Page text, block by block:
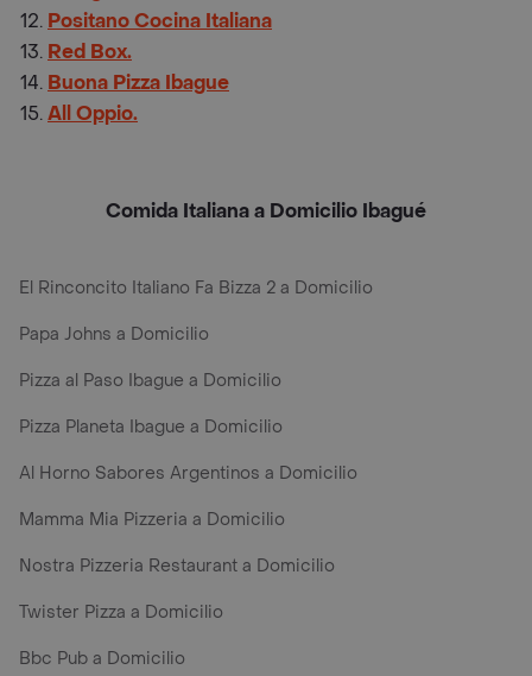
Positano Cocina Italiana
Red Box.
Buona Pizza Ibague
All Oppio.
Comida Italiana a Domicilio Ibagué
El Rinconcito Italiano Fa Bizza 2 a Domicilio
Papa Johns a Domicilio
Pizza al Paso Ibague a Domicilio
Pizza Planeta Ibague a Domicilio
Al Horno Sabores Argentinos a Domicilio
Mamma Mia Pizzeria a Domicilio
Nostra Pizzeria Restaurant a Domicilio
Twister Pizza a Domicilio
Bbc Pub a Domicilio